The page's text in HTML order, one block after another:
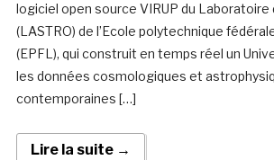
logiciel open source VIRUP du Laboratoire
(LASTRO) de l’Ecole polytechnique
(EPFL), qui construit en temps réel un
les données cosmologiques et
contemporaines […]
Lire la suite →